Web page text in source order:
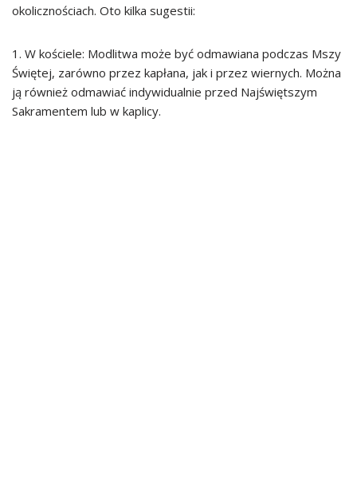
okolicznościach. Oto kilka sugestii:
1. W kościele: Modlitwa może być odmawiana podczas Mszy
Świętej, zarówno przez kapłana, jak i przez wiernych. Można
ją również odmawiać indywidualnie przed Najświętszym
Sakramentem lub w kaplicy.